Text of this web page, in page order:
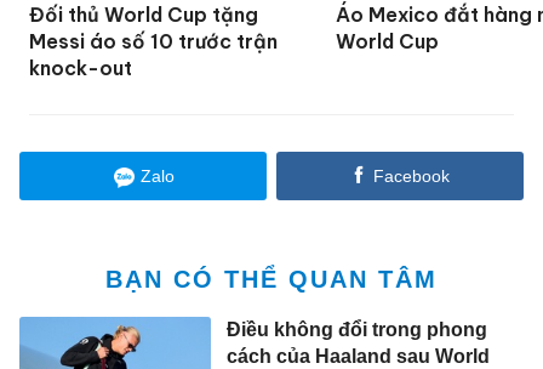
Đối thủ World Cup tặng
Messi áo số 10 trước trận
knock-out
Áo Mexico đắt hàng
World Cup
Zalo Facebook
BẠN CÓ THỂ QUAN TÂM
Điều không đổi trong phong
cách của Haaland sau World